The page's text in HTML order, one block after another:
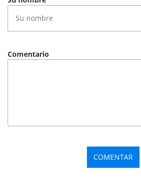
Comentario